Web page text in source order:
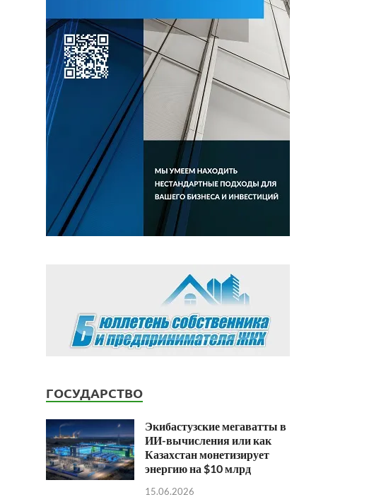
ГОСУДАРСТВО
Экибастузские мегаватты в
ИИ-вычисления или как
Казахстан монетизирует
энергию на $10 млрд
15.06.2026